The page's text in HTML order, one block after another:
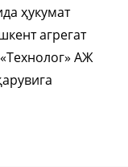
ҳукумат
агрегат
АЖ